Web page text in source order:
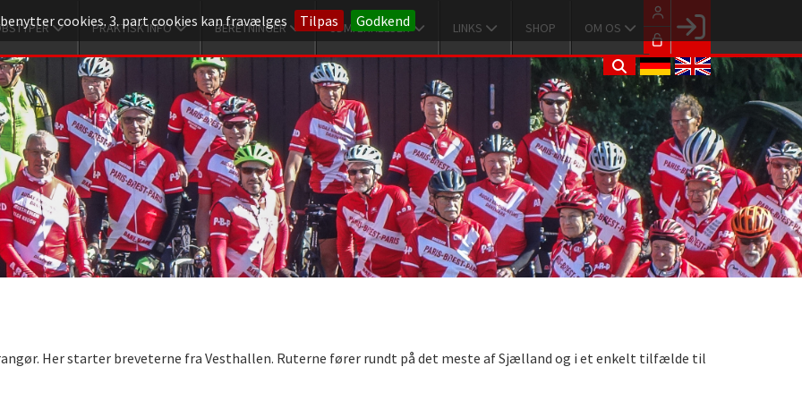
cookies. 3. part cookies kan fravælges Tilpas Godkend
PRAKTISK INFO BERETNINGER UDMÆRKELSER LINKS SHOP OM OS
Facebook login
Husk mig
Glemt password
Opret profil
LOG IND
Her starter breveterne fra Vesthallen. Ruterne fører rundt på det meste af Sjælland og i et enkelt tilfælde til